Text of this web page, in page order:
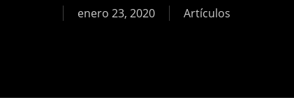
enero 23, 2020 Artículos